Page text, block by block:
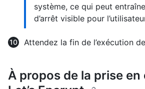
système, ce qui peut
d’arrêt visible pour
Attendez la fin de l’exécution
À propos de la prise en